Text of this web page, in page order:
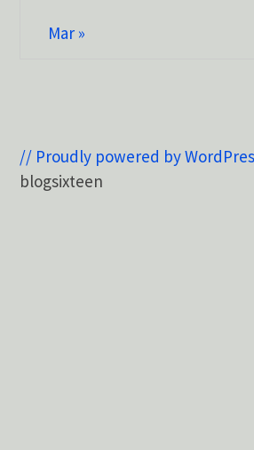
Mar »
// Proudly powered by
blogsixteen